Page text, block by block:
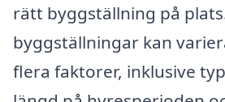
rätt byggställning på
byggställningar kan
flera faktorer, inklusive